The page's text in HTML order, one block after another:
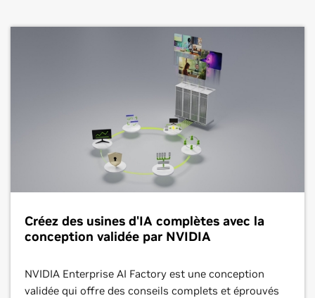
Créez des usines d'IA complètes avec la
conception validée par NVIDIA
NVIDIA Enterprise AI Factory est une conception
validée qui offre des conseils complets et éprouvés